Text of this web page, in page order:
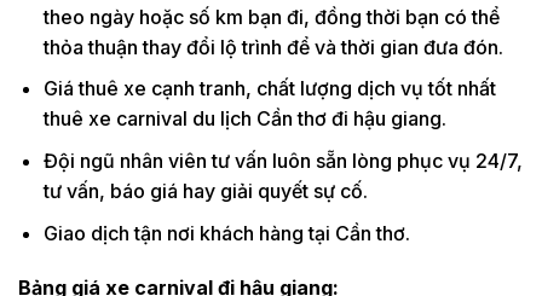
theo ngày hoặc số km bạn đi, đồng thời bạn có thể
thỏa thuận thay đổi lộ trình để và thời gian đưa đón.
Giá thuê xe cạnh tranh, chất lượng dịch vụ tốt nhất
thuê xe carnival du lịch Cần thơ đi hậu giang.
Đội ngũ nhân viên tư vấn luôn sẵn lòng phục vụ 24/7,
tư vấn, báo giá hay giải quyết sự cố.
Giao dịch tận nơi khách hàng tại Cần thơ.
Bảng giá xe carnival đi hậu giang: